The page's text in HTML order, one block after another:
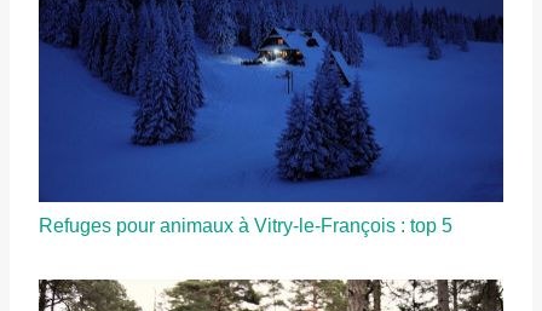
Refuges pour animaux à Vitry-le-François : top 5